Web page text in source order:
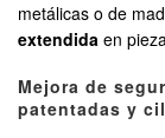
metálicas o de
extendida en
Mejora de
patentadas y